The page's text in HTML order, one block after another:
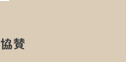
協賛